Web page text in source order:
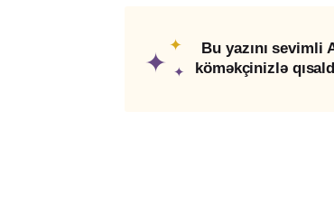
✦
✦
✦
Bu yazını sevimli
köməkçinizlə